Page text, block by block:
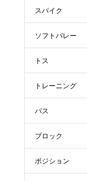
スパイク
ソフトバレー
トス
トレーニング
パス
ブロック
ポジション